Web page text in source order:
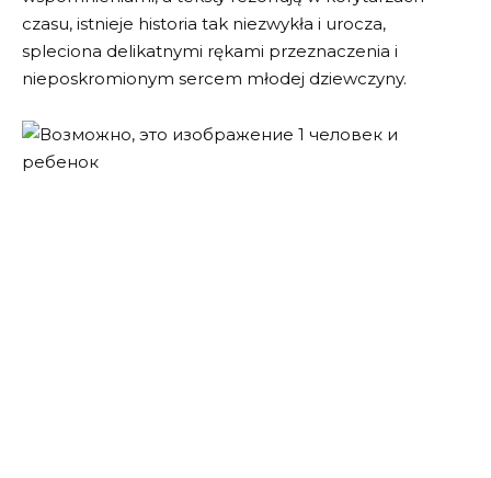
czasu, istnieje historia tak niezwykła i urocza,
spleciona delikatnymi rękami przeznaczenia i
nieposkromionym sercem młodej dziewczyny.